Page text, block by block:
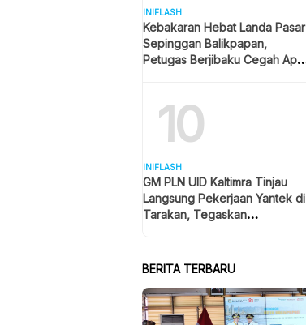
INIFLASH
Kebakaran Hebat Landa Pasar
Sepinggan Balikpapan,
Petugas Berjibaku Cegah Api
10
INIFLASH
GM PLN UID Kaltimra Tinjau
Langsung Pekerjaan Yantek di
Tarakan, Tegaskan
BERITA TERBARU